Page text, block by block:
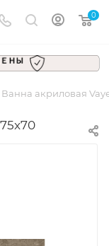
0
Ванна акриловая